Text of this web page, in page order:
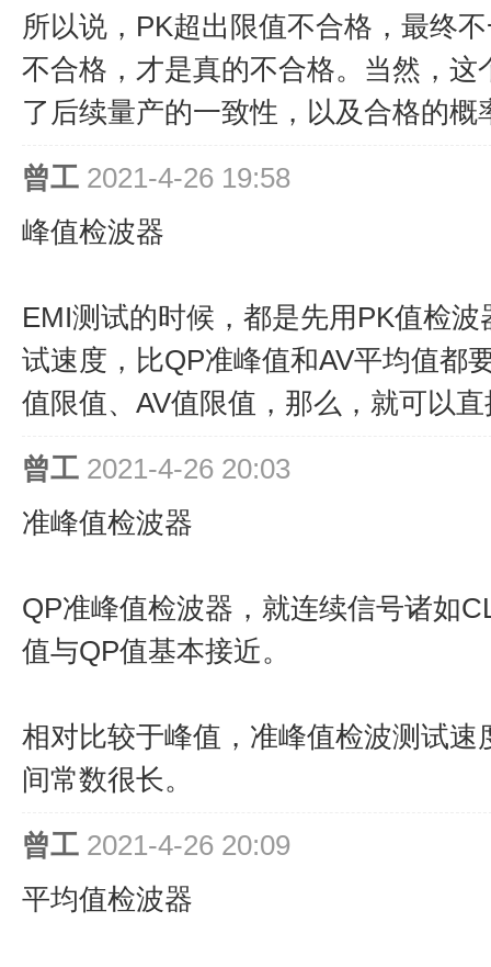
所以说，PK超出限值不合格，最终
不合格，才是真的不合格。当然，
了后续量产的一致性，以及合格的
曾工 2021-4-26 19:58
峰值检波器
EMI测试的时候，都是先用PK值检
试速度，比QP准峰值和AV平均值都
值限值、AV值限值，那么，就可以
曾工 2021-4-26 20:03
准峰值检波器
QP准峰值检波器，就连续信号诸如
值与QP值基本接近。
相对比较于峰值，准峰值检波测试
间常数很长。
曾工 2021-4-26 20:09
平均值检波器